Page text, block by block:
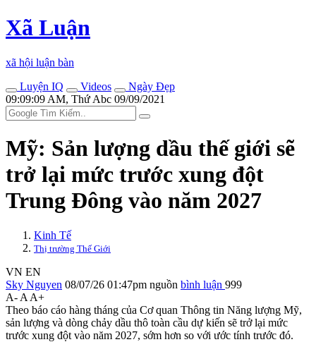
Xã Luận
xã hội luận bàn
Luyện IQ
Videos
Ngày Đẹp
09:09:09 AM, Thứ Abc 09/09/2021
Mỹ: Sản lượng dầu thế giới sẽ
trở lại mức trước xung đột
Trung Đông vào năm 2027
Kinh Tế
Thị trường Thế Giới
VN EN
Sky Nguyen 08/07/26 01:47pm nguồn bình luận 999
A- A A+
Theo báo cáo hàng tháng của Cơ quan Thông tin Năng lượng Mỹ,
sản lượng và dòng chảy dầu thô toàn cầu dự kiến sẽ trở lại mức
trước xung đột vào năm 2027, sớm hơn so với ước tính trước đó.